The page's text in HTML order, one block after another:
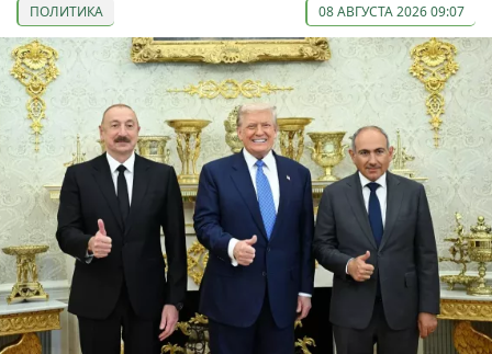
ПОЛИТИКА 08 АВГУСТА 2026 09:07